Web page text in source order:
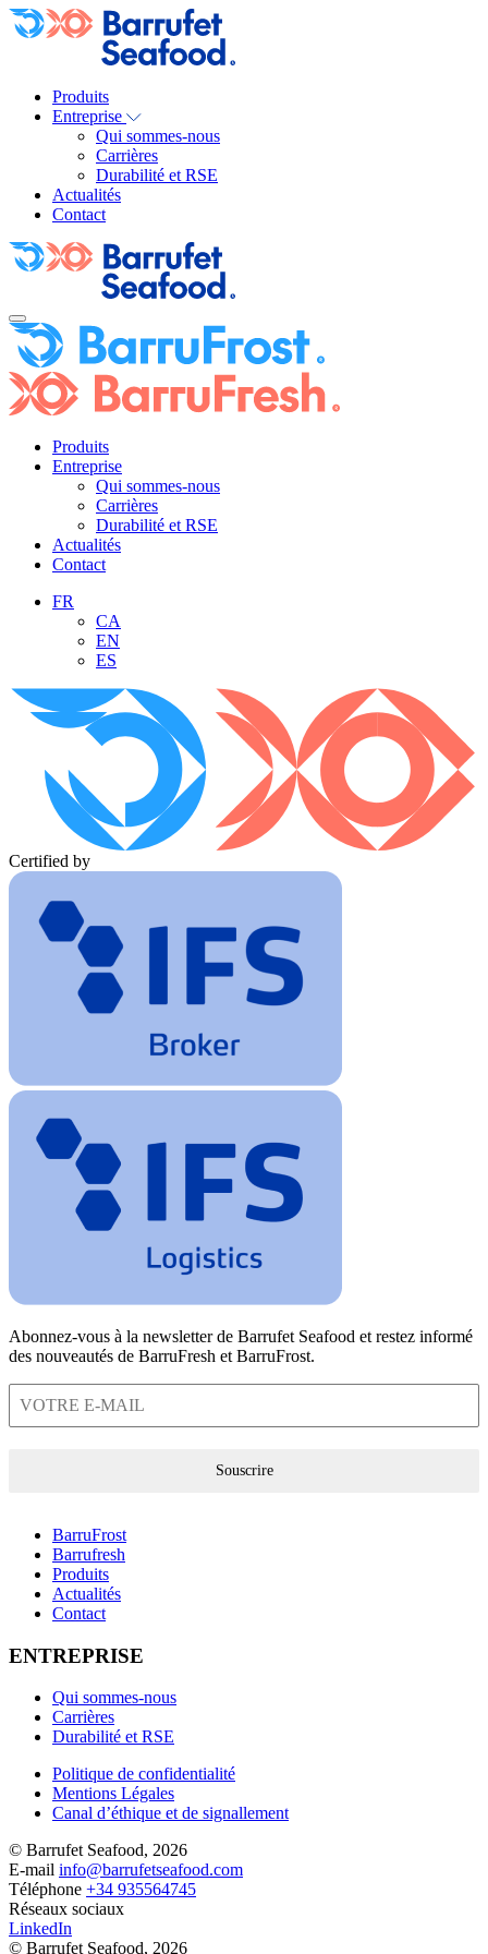
Produits
Entreprise
Qui sommes-nous
Carrières
Durabilité et RSE
Actualités
Contact
Produits
Entreprise
Qui sommes-nous
Carrières
Durabilité et RSE
Actualités
Contact
FR
CA
EN
ES
Certified by
Abonnez-vous à la newsletter de Barrufet Seafood et restez informé
des nouveautés de BarruFresh et BarruFrost.
Souscrire
BarruFrost
Barrufresh
Produits
Actualités
Contact
ENTREPRISE
Qui sommes-nous
Carrières
Durabilité et RSE
Politique de confidentialité
Mentions Légales
Canal d’éthique et de signallement
© Barrufet Seafood, 2026
E-mail info@barrufetseafood.com
Téléphone +34 935564745
Réseaux sociaux
LinkedIn
© Barrufet Seafood, 2026